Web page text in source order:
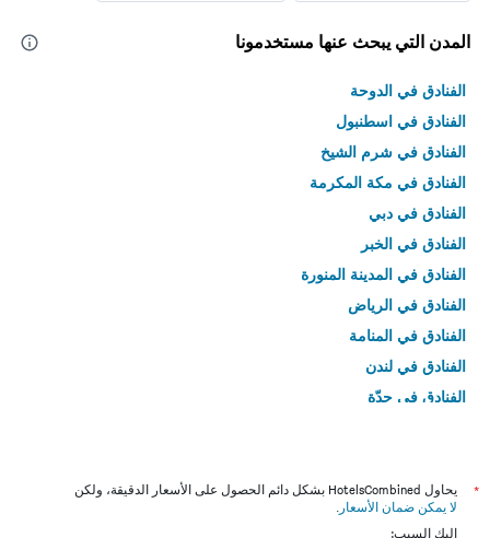
المدن التي يبحث عنها مستخدمونا
الفنادق في الدوحة
الفنادق في اسطنبول
الفنادق في شرم الشيخ
الفنادق في مكة المكرمة
الفنادق في دبي
الفنادق في الخبر
الفنادق في المدينة المنورة
الفنادق في الرياض
الفنادق في المنامة
الفنادق في لندن
الفنادق في جدّة
*
يحاول HotelsCombined بشكل دائم الحصول على الأسعار الدقيقة، ولكن
لا يمكن ضمان الأسعار .
إليك السبب: